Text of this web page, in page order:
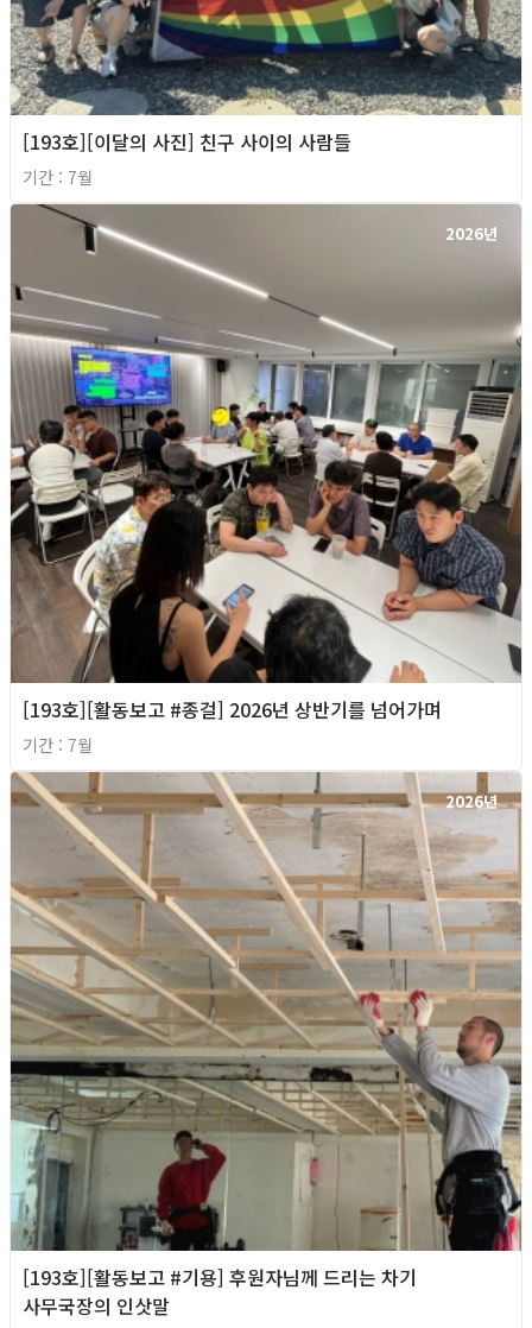
[193호][이달의 사진] 친구 사이의 사람들
기간 : 7월
2026년
[193호][활동보고 #종걸] 2026년 상반기를 넘어가며
기간 : 7월
2026년
[193호][활동보고 #기용] 후원자님께 드리는 차기
사무국장의 인삿말